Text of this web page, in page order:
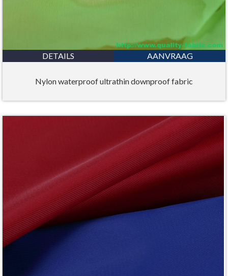
DETAILS AANVRAAG
Nylon waterproof ultrathin downproof fabric